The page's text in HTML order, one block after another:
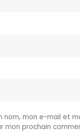
nom, mon e-mail et
mon prochain